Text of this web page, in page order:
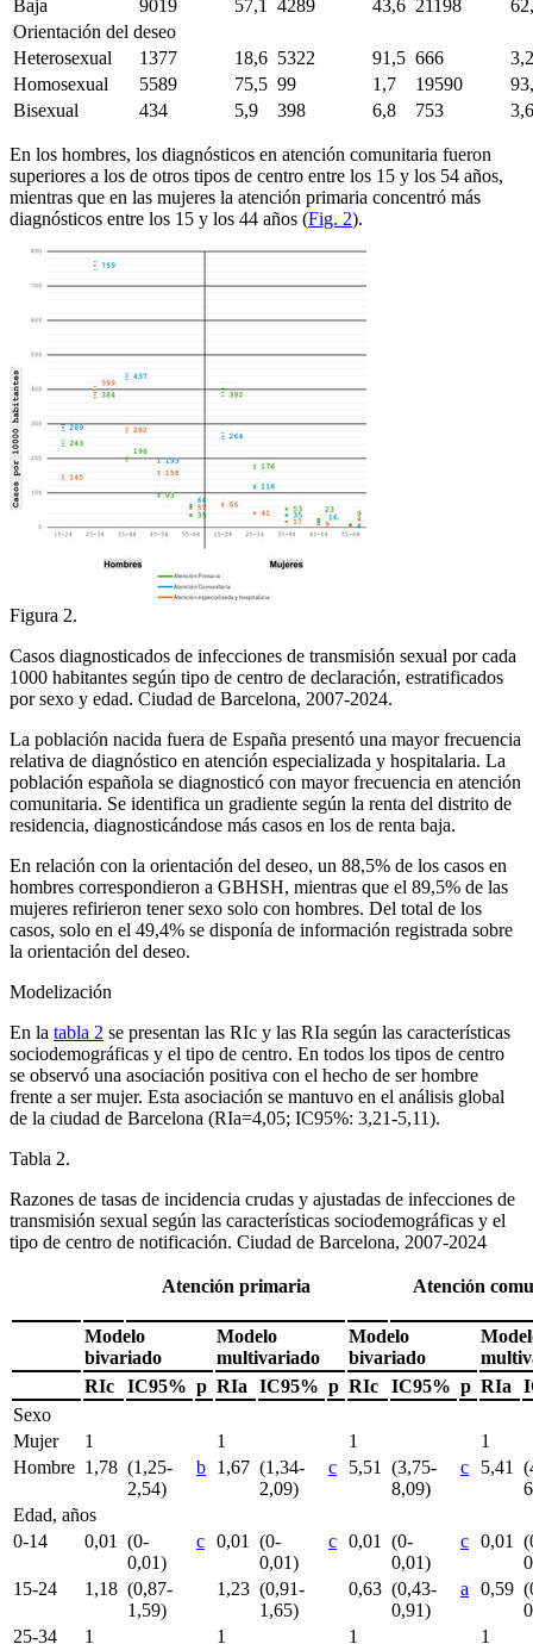
Baja
9019 57,1 4289 43,6 21198
Orientación del deseo
Heterosexual
1377 18,6 5322 91,5 666
Homosexual
5589 75,5 99 1,7 19590
Bisexual
434 5,9 398 6,8 753
En los hombres, los diagnósticos en atención comunitaria fueron
superiores a los de otros tipos de centro entre los 15 y los 54 años,
mientras que en las mujeres la atención primaria concentró más
diagnósticos entre los 15 y los 44 años (Fig. 2).
Figura 2.
Casos diagnosticados de infecciones de transmisión sexual por cada
1000 habitantes según tipo de centro de declaración, estratificados
por sexo y edad. Ciudad de Barcelona, 2007-2024.
La población nacida fuera de España presentó una mayor frecuencia
relativa de diagnóstico en atención especializada y hospitalaria. La
población española se diagnosticó con mayor frecuencia en atención
comunitaria. Se identifica un gradiente según la renta del distrito de
residencia, diagnosticándose más casos en los de renta baja.
En relación con la orientación del deseo, un 88,5% de los casos en
hombres correspondieron a GBHSH, mientras que el 89,5% de las
mujeres refirieron tener sexo solo con hombres. Del total de los
casos, solo en el 49,4% se disponía de información registrada sobre
la orientación del deseo.
Modelización
En la tabla 2 se presentan las RIc y las RIa según las características
sociodemográficas y el tipo de centro. En todos los tipos de centro
se observó una asociación positiva con el hecho de ser hombre
frente a ser mujer. Esta asociación se mantuvo en el análisis global
de la ciudad de Barcelona (RIa=4,05; IC95%: 3,21-5,11).
Tabla 2.
Razones de tasas de incidencia crudas y ajustadas de infecciones de
transmisión sexual según las características sociodemográficas y el
tipo de centro de notificación. Ciudad de Barcelona, 2007-2024
Atención primaria Atención
Modelo
bivariado
Modelo
multivariado
Modelo
bivariado
RIc
IC95% p RIa IC95% p RIc IC95% p RIa
Sexo
Mujer
1 1 1
1
Hombre 1,78 (1,25-
2,54)
b 1,67 (1,34-
2,09)
c 5,51
(3,75-
8,09)
c 5,41
Edad, años
0-14
0,01
(0-
0,01)
c 0,01
(0-
0,01)
c 0,01
(0-
0,01)
c 0,01
15-24
1,18 (0,87-
1,59)
1,23 (0,91-
1,65)
0,63 (0,43-
0,91)
a 0,59
25-34
1 1 1 1